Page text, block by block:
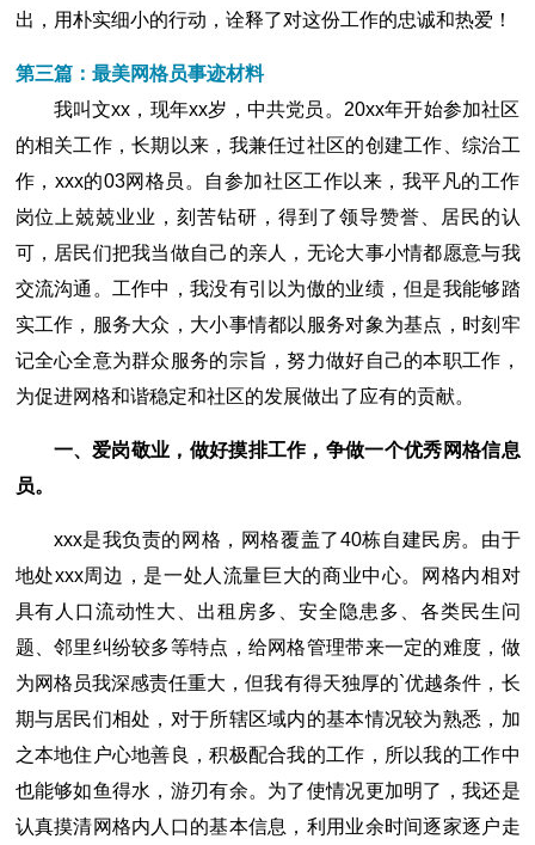
出，用朴实细小的行动，诠释了对这份工作的忠诚和热爱！
第三篇：最美网格员事迹材料
我叫文xx，现年xx岁，中共党员。20xx年开始参加社区
的相关工作，长期以来，我兼任过社区的创建工作、综治工
作，xxx的03网格员。自参加社区工作以来，我平凡的工作
岗位上兢兢业业，刻苦钻研，得到了领导赞誉、居民的认
可，居民们把我当做自己的亲人，无论大事小情都愿意与我
交流沟通。工作中，我没有引以为傲的业绩，但是我能够踏
实工作，服务大众，大小事情都以服务对象为基点，时刻牢
记全心全意为群众服务的宗旨，努力做好自己的本职工作，
为促进网格和谐稳定和社区的发展做出了应有的贡献。
一、爱岗敬业，做好摸排工作，争做一个优秀网格信息
员。
xxx是我负责的网格，网格覆盖了40栋自建民房。由于
地处xxx周边，是一处人流量巨大的商业中心。网格内相对
具有人口流动性大、出租房多、安全隐患多、各类民生问
题、邻里纠纷较多等特点，给网格管理带来一定的难度，做
为网格员我深感责任重大，但我有得天独厚的`优越条件，长
期与居民们相处，对于所辖区域内的基本情况较为熟悉，加
之本地住户心地善良，积极配合我的工作，所以我的工作中
也能够如鱼得水，游刃有余。为了使情况更加明了，我还是
认真摸清网格内人口的基本信息，利用业余时间逐家逐户走